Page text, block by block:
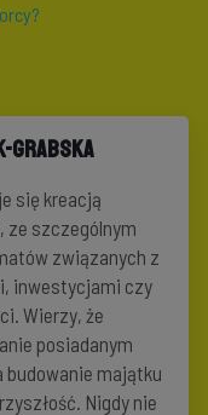
Grabska
się kreacją
szczególnym
związanych z
inwestycjami czy
Wierzy, że
posiadanym
budowanie majątku
Nigdy nie